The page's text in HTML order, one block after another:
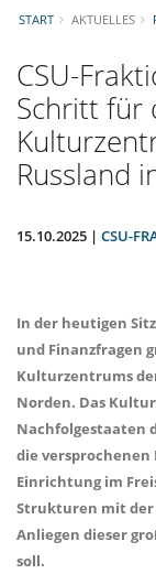
START AKTUELLES
CSU-
Schritt für
Russland
15.10.2025 | CSU-
In der heutigen
und Finanzfragen
Kulturzentrums
Norden. Das
Nachfolgestaaten
die
Einrichtung im
Strukturen mit der
Anliegen dieser
soll.